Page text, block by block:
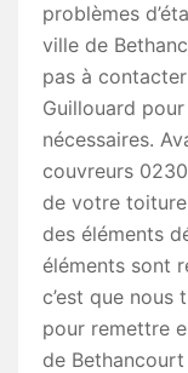
problèmes
ville de
pas à
Guillouard
nécessaires.
couvreurs
de votre
des éléments
éléments sont
c’est que
pour remettre
de